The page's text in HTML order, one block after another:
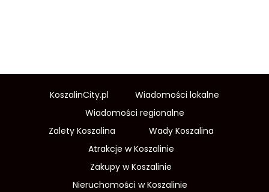
KoszalinCity.pl
Wiadomości lokalne
Wiadomości regionalne
Zalety Koszalina
Wady Koszalina
Atrakcje w Koszalinie
Zakupy w Koszalinie
Nieruchomości w Koszalinie